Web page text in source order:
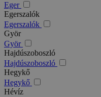
Eger
Egerszalók
Egerszalók
Györ
Györ
Hajdúszoboszló
Hajdúszoboszló
Hegykő
Hegykő
Hévíz